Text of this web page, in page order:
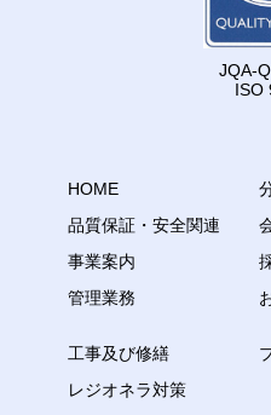
JQA-
ISO
HOME
品質保証・安全関連
事業案内
管理業務
工事及び修繕
レジオネラ対策